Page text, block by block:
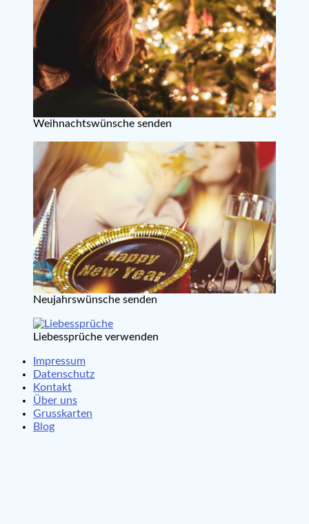
Weihnachtswünsche senden
Neujahrswünsche senden
Liebessprüche verwenden
Impressum
Datenschutz
Kontakt
Über uns
Grusskarten
Blog